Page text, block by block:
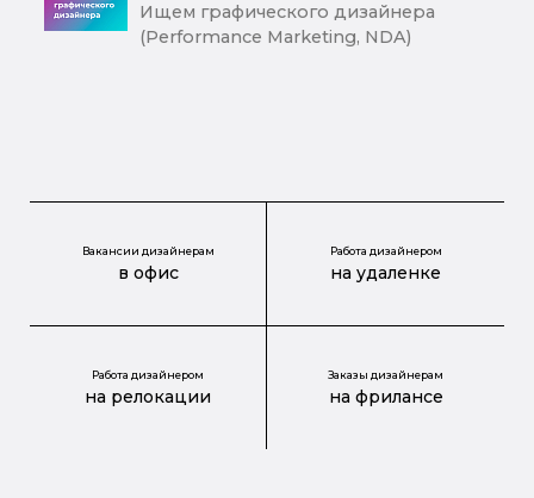
Ищем графического дизайнера
(Performance Marketing, NDA)
Вакансии дизайнерам
в офис
Работа дизайнером
на удаленке
Работа дизайнером
на релокации
Заказы дизайнерам
на фрилансе